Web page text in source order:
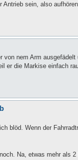
sein, also
von nem Arm
er die Markise einfach
blöd. Wenn der
Na, etwas mehr als